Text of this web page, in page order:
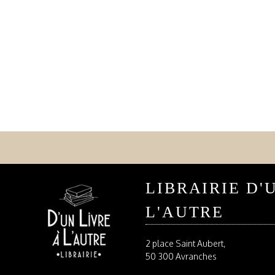
LIBRAIRIE
L'AUTRE
2 place Saint Aubert,
50 300 Avranches